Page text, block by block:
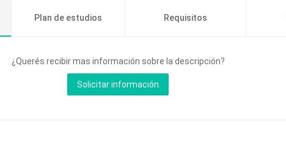
Plan de estudios Requisitos
¿Querés recibir mas información sobre la descripción?